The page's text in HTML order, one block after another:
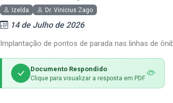
Izelda Dr. Vinicius Zago
14 de Julho de 2026
Implantação de pontos de parada nas linhas de
Documento Respondido
Clique para visualizar a resposta em PDF